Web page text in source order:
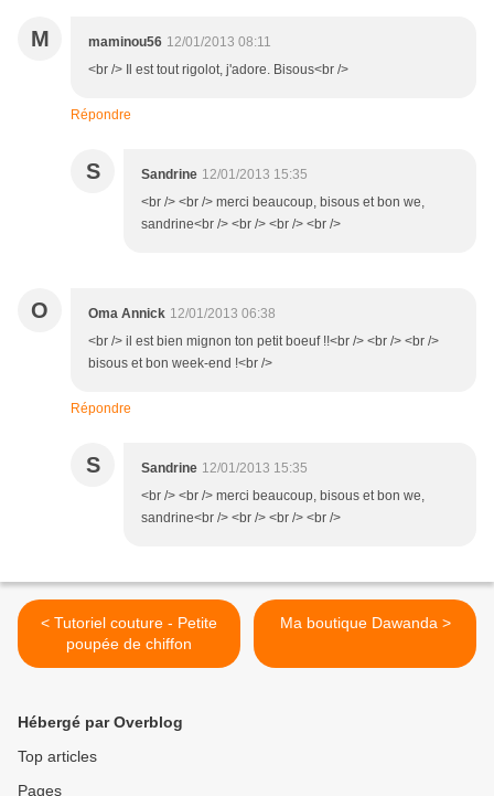
M maminou56 12/01/2013 08:11
<br /> Il est tout rigolot, j'adore. Bisous<br />
Répondre
S Sandrine 12/01/2013 15:35
<br /> <br /> merci beaucoup, bisous et bon we,
sandrine<br /> <br /> <br /> <br />
O Oma Annick 12/01/2013 06:38
<br /> il est bien mignon ton petit boeuf !!<br /> <br /> <br />
bisous et bon week-end !<br />
Répondre
S Sandrine 12/01/2013 15:35
<br /> <br /> merci beaucoup, bisous et bon we,
sandrine<br /> <br /> <br /> <br />
< Tutoriel couture - Petite
poupée de chiffon
Ma boutique Dawanda >
Hébergé par Overblog
Top articles
Pages